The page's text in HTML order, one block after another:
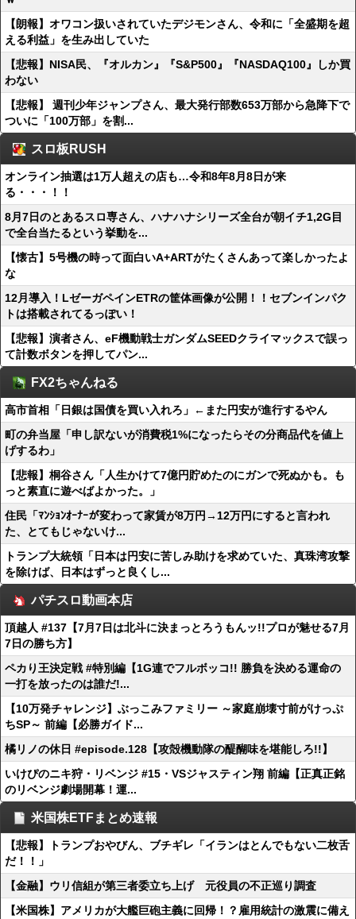
【朗報】オワコン扱いされていたデジモンさん、令和に「全盛期を超
える利益」を生み出していた
【悲報】NISA民、『オルカン』『S&P500』『NASDAQ100』しか買
わない
【悲報】 週刊少年ジャンプさん、最大発行部数653万部から急降下で
ついに「100万部」を割...
スロ板RUSH
オンライン抽選は1万人超えの店も…令和8年8月8日が来
る・・・！！
8月7日のとあるスロ専さん、ハナハナシリーズ全台が朝イチ1,2G目
で全台当たるという挙動を...
【懐古】5号機の時って面白いA+ARTがたくさんあって楽しかったよ
な
12月導入！LゼーガペインETRの筐体画像が公開！！セブンインパク
トは搭載されてるっぽい！
【悲報】演者さん、eF機動戦士ガンダムSEEDクライマックスで誤っ
て計数ボタンを押してパン...
FX2ちゃんねる
高市首相「日銀は国債を買い入れろ」←また円安が進行するやん
町の弁当屋「申し訳ないが消費税1%になったらその分商品代を値上
げするわ」
【悲報】桐谷さん「人生かけて7億円貯めたのにガンで死ぬかも。も
っと素直に遊べばよかった。」
住民「ﾏﾝｼｮﾝｵｰﾅｰが変わって家賃が8万円→12万円にすると言われ
た、とてもじゃないけ...
トランプ大統領「日本は円安に苦しみ助けを求めていた、真珠湾攻撃
を除けば、日本はずっと良くし...
パチスロ動画本店
頂越人 #137【7月7日は北斗に決まっとろうもんッ!!プロが魅せる7月
7日の勝ち方】
ペカり王決定戦 #特別編【1G連でフルボッコ!! 勝負を決める運命の
一打を放ったのは誰だ!...
【10万発チャレンジ】ぶっこみファミリー ～家庭崩壊寸前がけっぷ
ちSP～ 前編【必勝ガイド...
橘リノの休日 #episode.128【攻殻機動隊の醍醐味を堪能しろ!!】
いけぴのニキ狩・リベンジ #15・VSジャスティン翔 前編【正真正銘
のリベンジ劇場開幕！運...
米国株ETFまとめ速報
【悲報】トランプおやびん、ブチギレ「イランはとんでもない二枚舌
だ！！」
【金融】ウリ信組が第三者委立ち上げ 元役員の不正巡り調査
【米国株】アメリカが大艦巨砲主義に回帰！？雇用統計の激震に備え